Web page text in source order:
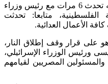
وقال الرئيس الأمريكى جو بايدن، إنه تحدث 6 مرات مع رئيس وزراء
الفلسطينية، متابعا: تحدثت
الأعمال العدائية.
على قرار وقف إطلاق النار،
ورئيس الوزراء الإسرائيلي،
المصريين لقيامهم